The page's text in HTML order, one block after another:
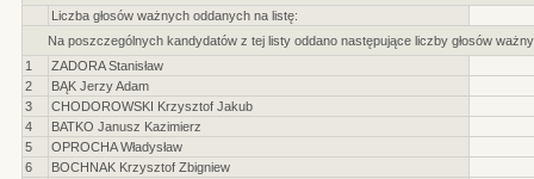
Liczba głosów ważnych oddanych na listę:
Na poszczególnych kandydatów z tej listy oddano następujące liczby głosów
1
ZADORA Stanisław
2
BĄK Jerzy Adam
3
CHODOROWSKI Krzysztof Jakub
4
BATKO Janusz Kazimierz
5
OPROCHA Władysław
6
BOCHNAK Krzysztof Zbigniew